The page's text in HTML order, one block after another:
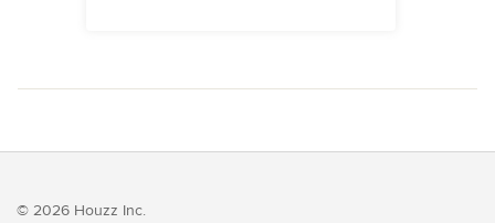
© 2026 Houzz Inc.